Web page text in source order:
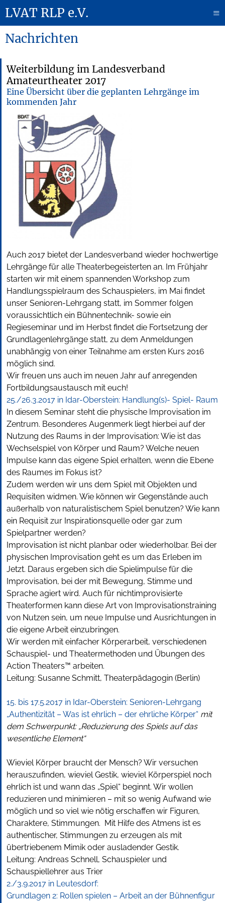
LVAT RLP e.V.
≡
Nachrichten
Weiterbildung im Landesverband
Amateurtheater 2017
Eine Übersicht über die geplanten Lehrgänge im
kommenden Jahr
Auch 2017 bietet der Landesverband wieder hochwertige
Lehrgänge für alle Theaterbegeisterten an. Im Frühjahr
starten wir mit einem spannenden Workshop zum
Handlungsspielraum des Schauspielers, im Mai findet
unser Senioren-Lehrgang statt, im Sommer folgen
voraussichtlich ein Bühnentechnik- sowie ein
Regieseminar und im Herbst findet die Fortsetzung der
Grundlagenlehrgänge statt, zu dem Anmeldungen
unabhängig von einer Teilnahme am ersten Kurs 2016
möglich sind.
Wir freuen uns auch im neuen Jahr auf anregenden
Fortbildungsaustausch mit euch!
25./26.3.2017 in Idar-Oberstein: Handlung(s)- Spiel- Raum
In diesem Seminar steht die physische Improvisation im
Zentrum. Besonderes Augenmerk liegt hierbei auf der
Nutzung des Raums in der Improvisation: Wie ist das
Wechselspiel von Körper und Raum? Welche neuen
Impulse kann das eigene Spiel erhalten, wenn die Ebene
des Raumes im Fokus ist?
Zudem werden wir uns dem Spiel mit Objekten und
Requisiten widmen. Wie können wir Gegenstände auch
außerhalb von naturalistischem Spiel benutzen? Wie kann
ein Requisit zur Inspirationsquelle oder gar zum
Spielpartner werden?
Improvisation ist nicht planbar oder wiederholbar. Bei der
physischen Improvisation geht es um das Erleben im
Jetzt. Daraus ergeben sich die Spielimpulse für die
Improvisation, bei der mit Bewegung, Stimme und
Sprache agiert wird. Auch für nichtimprovisierte
Theaterformen kann diese Art von Improvisationstraining
von Nutzen sein, um neue Impulse und Ausrichtungen in
die eigene Arbeit einzubringen.
Wir werden mit einfacher Körperarbeit, verschiedenen
Schauspiel- und Theatermethoden und Übungen des
Action Theaters™ arbeiten.
Leitung: Susanne Schmitt, Theaterpädagogin (Berlin)
15. bis 17.5.2017 in Idar-Oberstein: Senioren-Lehrgang
„Authentizität – Was ist ehrlich – der ehrliche Körper“ mit
dem Schwerpunkt: „Reduzierung des Spiels auf das
wesentliche Element“
Wieviel Körper braucht der Mensch? Wir versuchen
herauszufinden, wieviel Gestik, wieviel Körperspiel noch
ehrlich ist und wann das „Spiel“ beginnt. Wir wollen
reduzieren und minimieren – mit so wenig Aufwand wie
möglich und so viel wie nötig erschaffen wir Figuren,
Charaktere, Stimmungen. Mit Hilfe des Atmens ist es
authentischer, Stimmungen zu erzeugen als mit
übertriebenem Mimik oder ausladender Gestik.
Leitung: Andreas Schnell, Schauspieler und
Schauspiellehrer aus Trier
2./3.9.2017 in Leutesdorf:
Grundlagen 2: Rollen spielen – Arbeit an der Bühnenfigur